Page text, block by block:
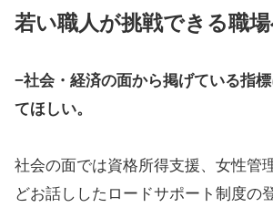
若い職人が挑戦できる職
−社会・経済の面から掲げている指
てほしい。
社会の面では資格所得支援、女性管
どお話ししたロードサポート制度の